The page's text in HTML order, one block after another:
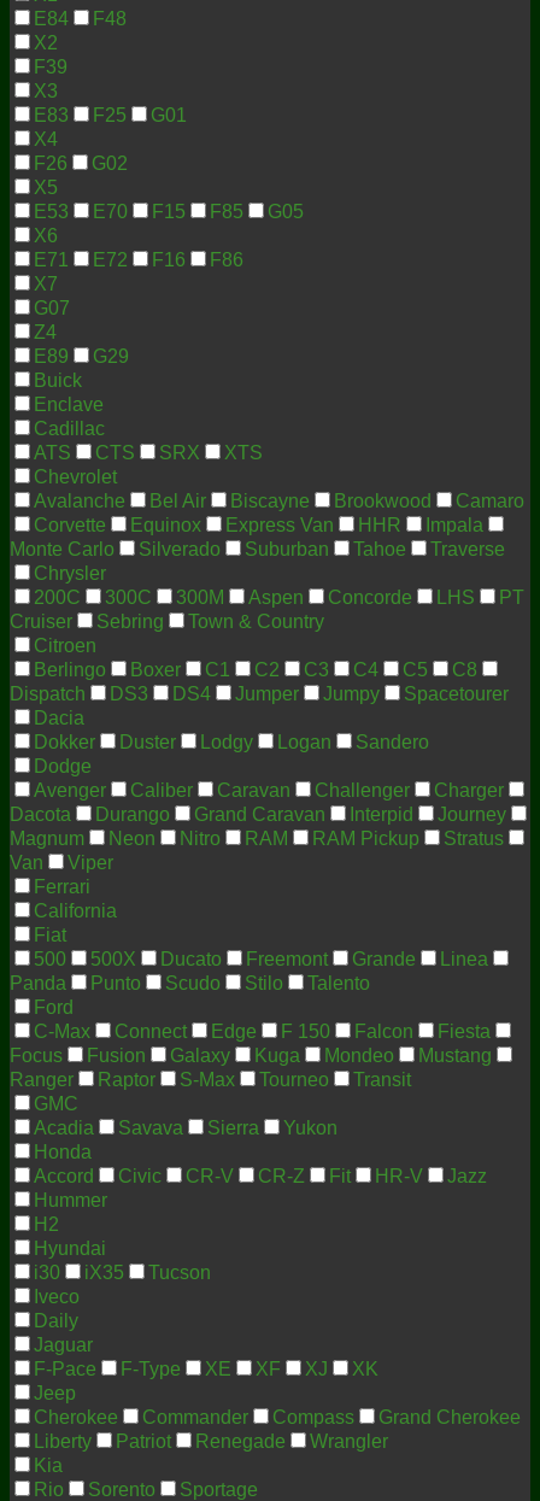
E84
F48
X2
F39
X3
E83
F25
G01
X4
F26
G02
X5
E53
E70 F15 F85
G05
X6
E71
E72 F16
F86
X7
G07
Z4
E89
G29
Buick
Enclave
Cadillac
ATS
CTS SRX
XTS
Chevrolet
Avalanche
Bel Air Biscayne Brookwood
Camaro
Corvette
Equinox Express Van HHR
Impala
Monte Carlo
Silverado Suburban Tahoe
Traverse
Chrysler
200C
300C 300M Aspen Concorde LHS
PT
Cruiser
Sebring
Town & Country
Citroen
Berlingo
Boxer C1 C2 C3 C4 C5
C8
Dispatch
DS3 DS4 Jumper Jumpy
Spacetourer
Dacia
Dokker
Duster Lodgy Logan
Sandero
Dodge
Avenger
Caliber Caravan Challenger
Charger
Dacota
Durango Grand Caravan Interpid
Journey
Magnum
Neon Nitro RAM RAM Pickup
Stratus
Van
Viper
Ferrari
California
Fiat
500
500X Ducato Freemont Grande
Linea
Panda
Punto Scudo Stilo
Talento
Ford
C-Max
Connect Edge F 150 Falcon
Fiesta
Focus
Fusion Galaxy Kuga Mondeo
Mustang
Ranger
Raptor S-Max Tourneo
Transit
GMC
Acadia
Savava Sierra
Yukon
Honda
Accord
Civic CR-V CR-Z Fit HR-V
Jazz
Hummer
H2
Hyundai
i30
iX35
Tucson
Iveco
Daily
Jaguar
F-Pace
F-Type XE XF XJ
XK
Jeep
Cherokee
Commander Compass
Grand Cherokee
Liberty
Patriot Renegade
Wrangler
Kia
Rio
Sorento
Sportage